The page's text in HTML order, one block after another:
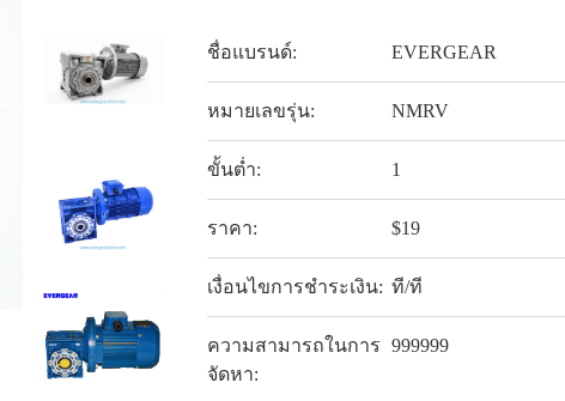
ชื่อแบรนด์: EVERGEAR
หมายเลขรุ่น: NMRV
ขั้นต่ำ: 1
ราคา: $19
เงื่อนไขการชำระเงิน: ที/ที
ความสามารถในการ
จัดหา:
999999